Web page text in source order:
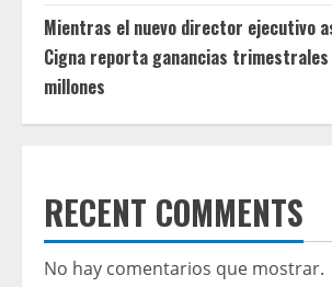
Mientras el nuevo director ejecutivo
Cigna reporta ganancias trimestrales
millones
RECENT COMMENTS
No hay comentarios que mostrar.